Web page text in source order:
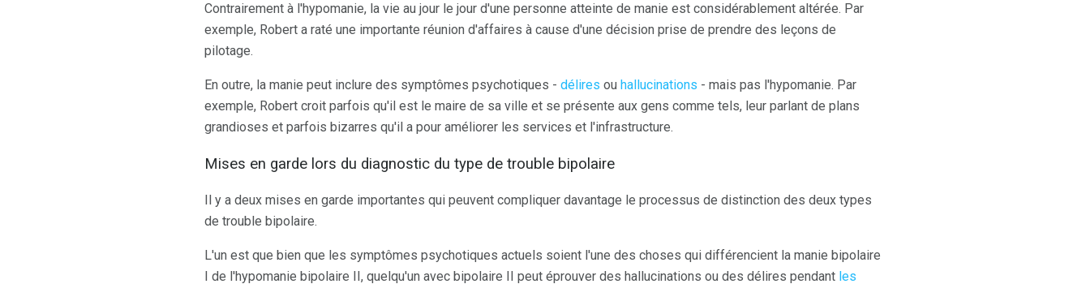
Contrairement à l'hypomanie, la vie au jour le jour d'une personne atteinte de manie est considérablement altérée. Par
exemple, Robert a raté une importante réunion d'affaires à cause d'une décision prise de prendre des leçons de
pilotage.
En outre, la manie peut inclure des symptômes psychotiques - délires ou hallucinations - mais pas l'hypomanie. Par
exemple, Robert croit parfois qu'il est le maire de sa ville et se présente aux gens comme tels, leur parlant de plans
grandioses et parfois bizarres qu'il a pour améliorer les services et l'infrastructure.
Mises en garde lors du diagnostic du type de trouble bipolaire
Il y a deux mises en garde importantes qui peuvent compliquer davantage le processus de distinction des deux types
de trouble bipolaire.
L'un est que bien que les symptômes psychotiques actuels soient l'une des choses qui différencient la manie bipolaire
I de l'hypomanie bipolaire II, quelqu'un avec bipolaire II peut éprouver des hallucinations ou des délires pendant les